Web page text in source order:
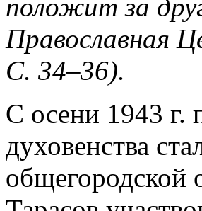
положит за
Православная
С. 34–36).
С осени 1943 г.
духовенства
общегородской